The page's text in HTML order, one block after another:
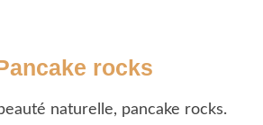
rocks
naturelle, pancake rocks.